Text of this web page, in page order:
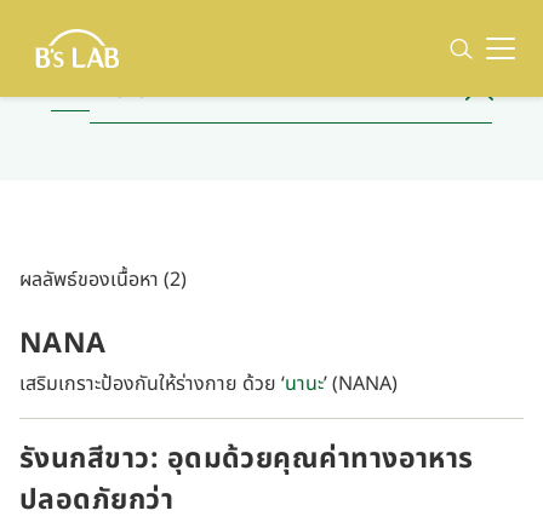
ผลลัพธ์ของเนื้อหา (2)
NANA
เสริมเกราะป้องกันให้ร่างกาย ด้วย ‘นานะ’ (NANA)
รังนกสีขาว: อุดมด้วยคุณค่าทางอาหาร
ปลอดภัยกว่า